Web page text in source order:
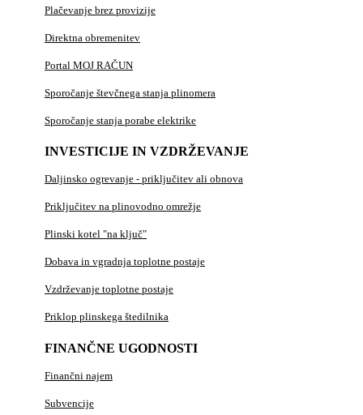
Plačevanje brez provizije
Direktna obremenitev
Portal MOJ RAČUN
Sporočanje števčnega stanja plinomera
Sporočanje stanja porabe elektrike
INVESTICIJE IN VZDRŽEVANJE
Daljinsko ogrevanje - priključitev ali obnova
Priključitev na plinovodno omrežje
Plinski kotel "na ključ"
Dobava in vgradnja toplotne postaje
Vzdrževanje toplotne postaje
Priklop plinskega štedilnika
FINANČNE UGODNOSTI
Finančni najem
Subvencije